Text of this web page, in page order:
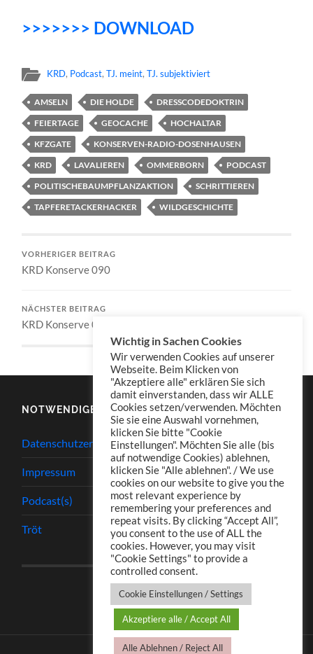
>>>>>>> DOWNLOAD
KRD, Podcast,TJ. meint,TJ. subjektiviert
AMSELN DIE HOLDE
DRESSCODEDOKTRIN
FEIERTAGE
GEOCACHE
HOCHALTAR
KFZGATE
KONSERVEN-RADIO-DOSENHAUSEN
KRD
LAVALIEREN OMMERBORN
PODCAST
POLITISCHEBAUMPFLANZAKTION
SCHRITTIEREN
TAPFERETACKERHACKER
WILDGESCHICHTE
VORHERIGER BEITRAG
KRD Konserve 090
NÄCHSTER BEITRAG
KRD Konserve 092
NOTWENDIGES
Datenschutzerklärung
Impressum
Podcast(s)
Tröt
Wichtig in Sachen Cookies
Wir verwenden Cookies auf unserer
Webseite. Beim Klicken von
"Akzeptiere alle" erklären Sie sich
damit einverstanden, dass wir ALLE
Cookies setzen/verwenden. Möchten
Sie sie eine Auswahl vornehmen,
klicken Sie bitte "Cookie
Einstellungen". Möchten Sie alle (bis
auf notwendige Cookies) ablehnen,
klicken Sie "Alle ablehnen". / We use
cookies on our website to give you the
most relevant experience by
remembering your preferences and
repeat visits. By clicking “Accept All”,
you consent to the use of ALL the
cookies. However, you may visit
"Cookie Settings" to provide a
controlled consent.
Cookie Einstellungen / Settings
Akzeptiere alle / Accept All
Alle Ablehnen / Reject All